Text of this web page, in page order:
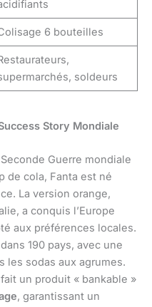
6 bouteilles
soldeurs
Story Mondiale
Guerre mondiale
de cola, Fanta est né
La version orange,
a conquis l’Europe
aux préférences locales.
190 pays, avec une
les sodas aux agrumes.
un produit « bankable »
, garantissant un